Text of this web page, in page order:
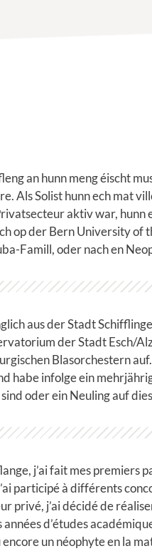
an hunn meng éischt
Als Solist hunn ech mat
aktiv war, hunn
op der Bern University of
Famill, oder nach en
aus der Stadt
der Stadt Esch/
Blasorchestern
habe infolge ein
oder ein Neuling auf
j’ai fait mes premiers
participé à différents
privé, j’ai décidé de
d’études
un néophyte en la